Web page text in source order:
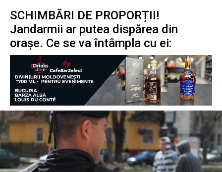
SCHIMBĂRI DE PROPORȚII!
Jandarmii ar putea dispărea din
orașe. Ce se va întâmpla cu ei: